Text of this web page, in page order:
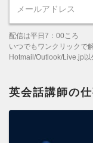
配信は平日7：00ころ
いつでもワンクリックで
Hotmail/Outlook/Live.jp
英会話講師の